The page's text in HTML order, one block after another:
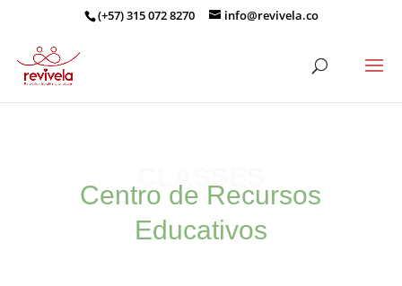
(+57) 315 072 8270 info@revivela.co
Centro de Recursos
Educativos